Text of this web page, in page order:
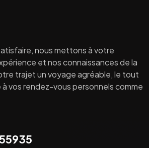
nous mettons à votre
et nos connaissances de la
trajet un voyage agréable, le tout
à vos rendez-vous personnels comme